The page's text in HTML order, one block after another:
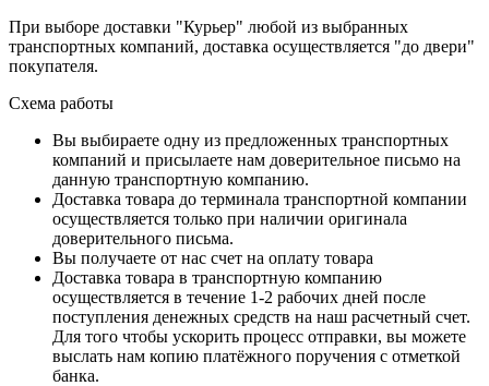
При выборе доставки "Курьер" любой из выбранных
транспортных компаний, доставка осуществляется "до двери"
покупателя.
Схема работы
Вы выбираете одну из предложенных транспортных
компаний и присылаете нам доверительное письмо на
данную транспортную компанию.
Доставка товара до терминала транспортной компании
осуществляется только при наличии оригинала
доверительного письма.
Вы получаете от нас счет на оплату товара
Доставка товара в транспортную компанию
осуществляется в течение 1-2 рабочих дней после
поступления денежных средств на наш расчетный счет.
Для того чтобы ускорить процесс отправки, вы можете
выслать нам копию платёжного поручения с отметкой
банка.